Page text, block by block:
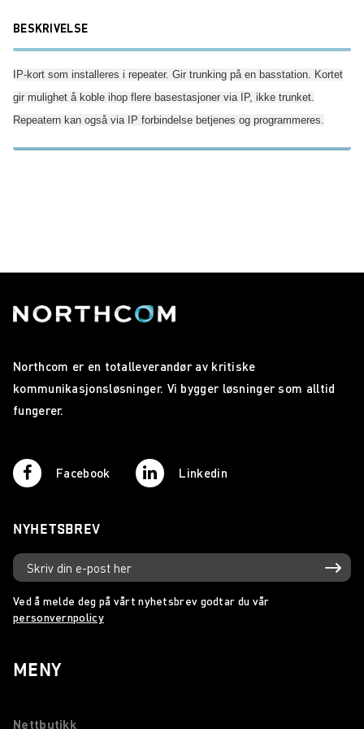
BESKRIVELSE
IP-kort som installeres i repeater. Gir trunking på en basstation. Kortet
gir mulighet å koble ihop flere basestasjoner via IP, ikke trunket.
Repeatern kan også via IP forbindelse betjenes og programmeres.
Northcom er en totalleverandør av kritiske
kommunikasjonsløsninger. Vi bygger løsninger som alltid
fungerer.
Facebook Linkedin
NYHETSBREV
Ved å melde deg på vårt nyhetsbrev godtar du vår
personvernpolicy
MENY
Nettbutikk